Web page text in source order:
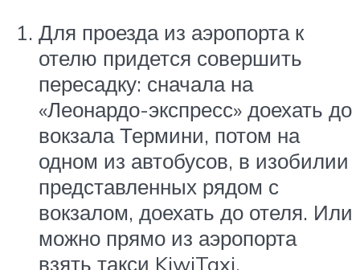
Для проезда из аэропорта к
отелю придется совершить
пересадку: сначала на
«Леонардо-экспресс» доехать до
вокзала Термини, потом на
одном из автобусов, в изобилии
представленных рядом с
вокзалом, доехать до отеля. Или
можно прямо из аэропорта
взять такси KiwiTaxi.